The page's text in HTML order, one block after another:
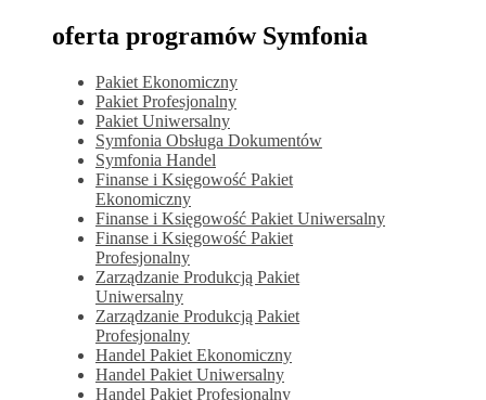
oferta programów Symfonia
Pakiet Ekonomiczny
Pakiet Profesjonalny
Pakiet Uniwersalny
Symfonia Obsługa Dokumentów
Symfonia Handel
Finanse i Księgowość Pakiet
Ekonomiczny
Finanse i Księgowość Pakiet Uniwersalny
Finanse i Księgowość Pakiet
Profesjonalny
Zarządzanie Produkcją Pakiet
Uniwersalny
Zarządzanie Produkcją Pakiet
Profesjonalny
Handel Pakiet Ekonomiczny
Handel Pakiet Uniwersalny
Handel Pakiet Profesjonalny